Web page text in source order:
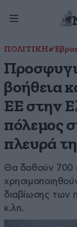
ΠΟΛΙΤΙΚΗ
βοήθεια
ΕΕ στην
πόλεμος
πλευρά
Θα δοθούν 700
διαβίωσης των
κ.λπ.